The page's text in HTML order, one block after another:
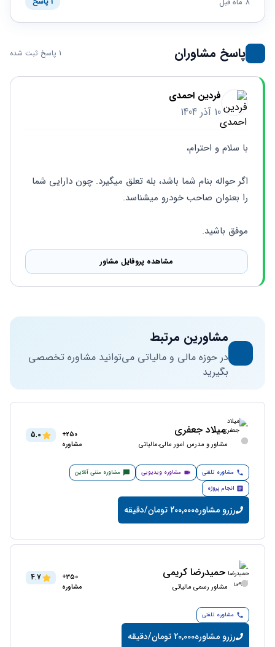
مهریه
حقوقی
خانواده
حقوقی
کسب
و کار
سئو و
سازی
سایت
شرکت
پاسخ مشاوران 1 پاسخ ثبت شده
فردین احمدی
10 آذر 1404
با سلام و احترام،
را بعنوان صاحب خودرو میشناسد.
موفق باشید.
مشاهده پروفایل مشاور
مشاورین مرتبط
در حوزه مالی و مالیاتی می‌توانید مشاوره تخصصی
بگیرید
میلاد جعفری
مشاور و مدرس امور مالی،مالیاتی
250+
مشاوره
5.0
مشاوره تلفنی مشاوره ویدیویی
مشاوره متنی آنلاین
انجام پروژه
رزرو مشاوره200,000 تومان/دقیقه
حمیدرضا کریمی
مشاور رسمی مالیاتی
350+
مشاوره
4.7
مشاوره تلفنی
رزرو مشاوره20,000 تومان/دقیقه